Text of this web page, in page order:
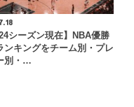
24シーズン現在】NBA優勝
ンキングをチーム別・プレ
別・…